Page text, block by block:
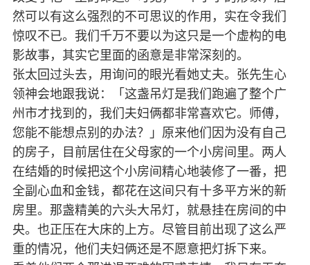
然可以有这么强烈的不可思议的作用，实在令我们
惊叹不已。我们千万不要以为这只是一个虚构的电
影故事，其实它里面的函意是非常深刻的。
张太回过头去，用询问的眼光看她丈夫。张先生心
领神会地跟我说：「这盏吊灯是我们跑遍了整个广
州市才找到的，我们夫妇俩都非常喜欢它。师傅，
您能不能想点别的办法？」原来他们因为没有自己
的房子，目前居住在父母家的一个小房间里。两人
在结婚的时候把这个小房间精心地装修了一番，把
全副心血和金钱，都花在这间只有十多平方米的新
房里。那盏精美的六头大吊灯，就悬挂在房间的中
央。也正压在大床的上方。尽管目前出现了这么严
重的情况，他们夫妇俩还是不愿意把灯拆下来。